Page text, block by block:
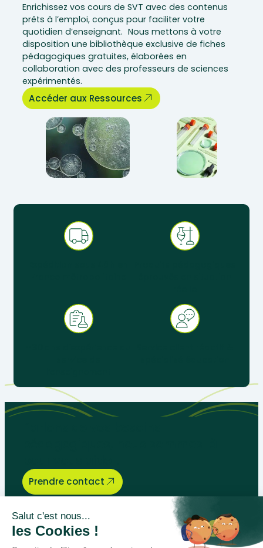
Enrichissez vos cours de SVT avec des contenus
prêts à l’emploi, conçus pour faciliter votre
quotidien d’enseignant. Nous mettons à votre
disposition une bibliothèque exclusive de fiches
pédagogiques gratuites, élaborées en
collaboration avec des professeurs de sciences
expérimentés.
Accéder aux Ressources
Prendre contact
Bégénat
Niveau d’enseignement